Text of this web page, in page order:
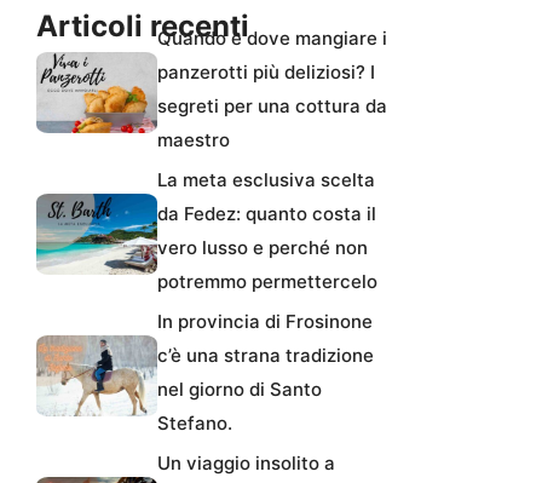
Articoli recentiQuando e dove mangiare i
panzerotti più deliziosi? I
segreti per una cottura da
maestro
La meta esclusiva scelta
da Fedez: quanto costa il
vero lusso e perché non
potremmo permettercelo
In provincia di Frosinone
c’è una strana tradizione
nel giorno di Santo
Stefano.
Un viaggio insolito a